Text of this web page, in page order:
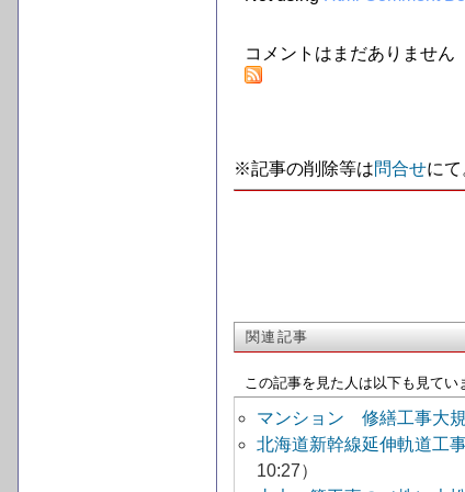
コメントはまだありません
※記事の削除等は問合せにて
関連記事
この記事を見た人は以下も見てい
マンション 修繕工事大
北海道新幹線延伸軌道工
10:27）